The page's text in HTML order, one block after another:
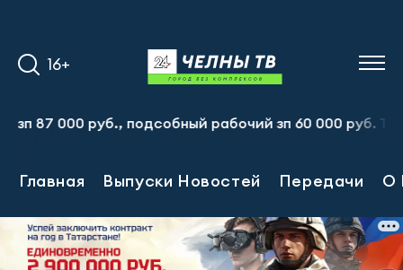
16+
000 руб., подсобный рабочий зп 60 000 руб. Тел.:8-
Главная Выпуски Новостей Передачи О